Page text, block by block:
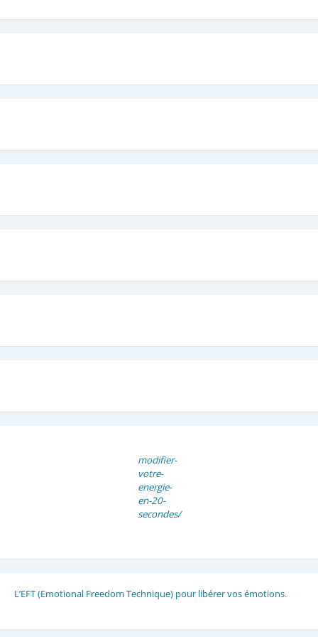
modifier-
votre-
energie-
en-20-
secondes/
L’EFT (Emotional Freedom Technique) pour libérer vos émotions.